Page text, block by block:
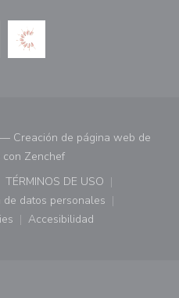
Creación de página web de
Zenchef((abre en una nueva
nueva ventana))
TÉRMINOS DE USO
((abre en una nueva
de datos personales
((abre en una nueva ventana))
en una nueva ventana))
Accesibilidad
((abre en una nueva